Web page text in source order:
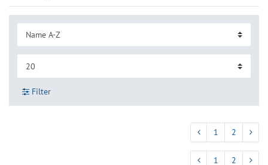
Filter
1 2
1 2